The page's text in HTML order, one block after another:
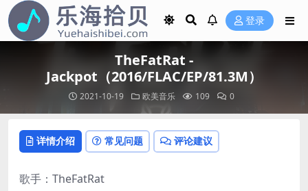
登录
TheFatRat -
Jackpot（2016/FLAC/EP/81.3M）
2021-10-19 欧美音乐 109 0
详情介绍 常见问题 评论建议
歌手：TheFatRat